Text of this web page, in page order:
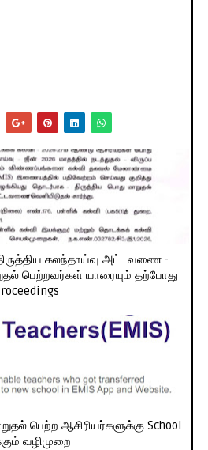
கலந்தாய்வு அட்டவணை -
பெற்றவர்கள் யாரையும் தற்போது
பெற்ற ஆசிரியர்களுக்கு School
வழிமுறை